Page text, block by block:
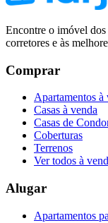
Encontre o imóvel dos
corretores e às
Comprar
Apartamentos à
Casas à venda
Casas de
Coberturas
Terrenos
Ver todos à
Alugar
Apartamentos